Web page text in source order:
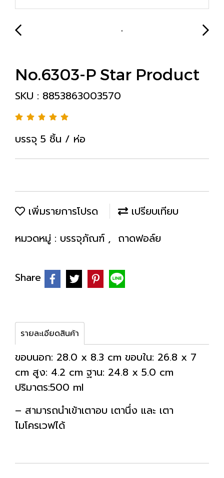
No.6303-P Star Product
SKU : 8853863003570
บรรจุ 5 ชิ้น / ห่อ
เพิ่มรายการโปรด
เปรียบเทียบ
หมวดหมู่ : บรรจุภัณฑ์ , ถาดฟอล์ย
Share
รายละเอียดสินค้า
ขอบนอก: 28.0 x 8.3 cm ขอบใน: 26.8 x 7
cm สูง: 4.2 cm ฐาน: 24.8 x 5.0 cm
ปริมาตร:500 ml
– สามารถนำเข้าเตาอบ เตานึ่ง และ เตา
ไมโครเวฟได้